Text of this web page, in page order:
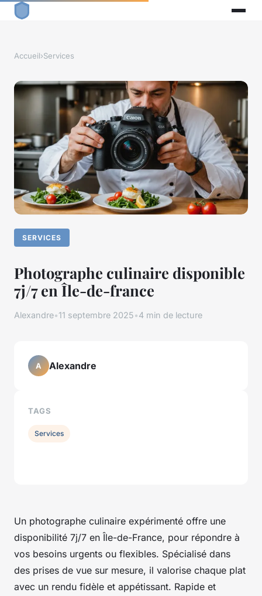
Accueil›Services
SERVICES
Photographe culinaire disponible
7j/7 en Île-de-france
Alexandre•11 septembre 2025•4 min de lecture
Un photographe culinaire expérimenté offre une
disponibilité 7j/7 en Île-de-France, pour répondre à
vos besoins urgents ou flexibles. Spécialisé dans
des prises de vue sur mesure, il valorise chaque plat
avec un rendu fidèle et appétissant. Rapide et
A Alexandre
TAGS
Services